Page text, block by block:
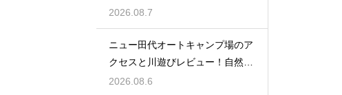
のお花見
2026.08.7
ニュー田代オートキャンプ場のア
クセスと川遊びレビュー！自然と
触れ合う
2026.08.6